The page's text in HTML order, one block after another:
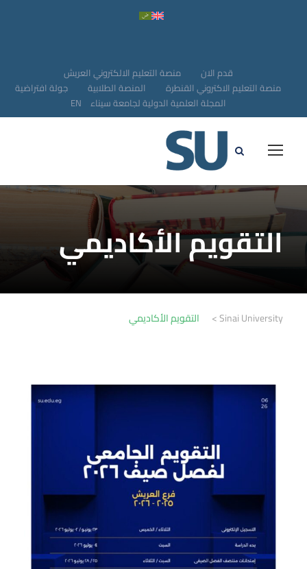
قدم الان
منصة التعليم الالكتروني العريش
منصة التعليم الاكتروني القنطرة
المنصة الطلابية
جولة افتراضية
المجلة العلمية الدولية لجامعة سيناء EN
التقويم الأكاديمي
Sinai University
> التقويم الأكاديمي